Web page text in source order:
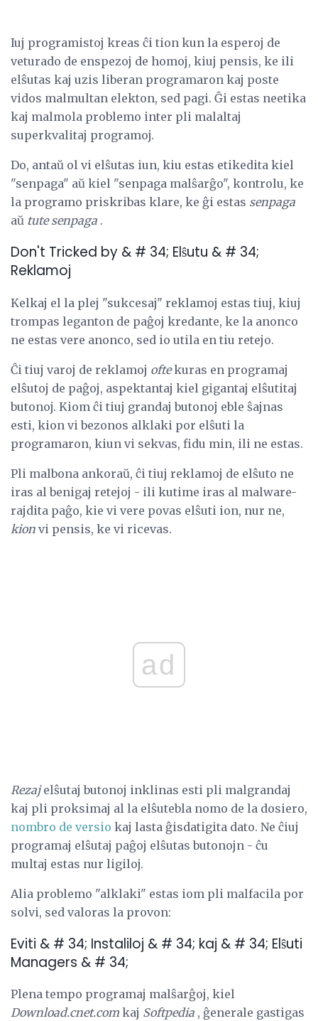
Iuj programistoj kreas ĉi tion kun la esperoj de
veturado de enspezoj de homoj, kiuj pensis, ke ili
elŝutas kaj uzis liberan programaron kaj poste
vidos malmultan elekton, sed pagi. Ĝi estas neetika
kaj malmola problemo inter pli malaltaj
superkvalitaj programoj.
Do, antaŭ ol vi elŝutas iun, kiu estas etikedita kiel
"senpaga" aŭ kiel "senpaga malŝarĝo", kontrolu, ke
la programo priskribas klare, ke ĝi estas senpaga
aŭ tute senpaga .
Don't Tricked by & # 34; Elŝutu & # 34;
Reklamoj
Kelkaj el la plej "sukcesaj" reklamoj estas tiuj, kiuj
trompas leganton de paĝoj kredante, ke la anonco
ne estas vere anonco, sed io utila en tiu retejo.
Ĉi tiuj varoj de reklamoj oftekuras en programaj
elŝutoj de paĝoj, aspektantaj kiel gigantaj elŝutitaj
butonoj. Kiom ĉi tiuj grandaj butonoj eble ŝajnas
esti, kion vi bezonos alklaki por elŝuti la
programaron, kiun vi sekvas, fidu min, ili ne estas.
Pli malbona ankoraŭ, ĉi tiuj reklamoj de elŝuto ne
iras al benigaj retejoj - ili kutime iras al malware-
rajdita paĝo, kie vi vere povas elŝuti ion, nur ne,
kion vi pensis, ke vi ricevas.
ad
Rezajelŝutaj butonoj inklinas esti pli malgrandaj
kaj pli proksimaj al la elŝutebla nomo de la dosiero,
nombro de versio kaj lasta ĝisdatigita dato. Ne ĉiuj
programaj elŝutaj paĝoj elŝutas butonojn - ĉu
multaj estas nur ligiloj.
Alia problemo "alklaki" estas iom pli malfacila por
solvi, sed valoras la provon:
Eviti & # 34; Instaliloj & # 34; kaj & # 34; Elŝuti
Managers & # 34;
Plena tempo programaj malŝarĝoj, kiel
Download.cnet.com kaj Softpedia , ĝenerale gastigas